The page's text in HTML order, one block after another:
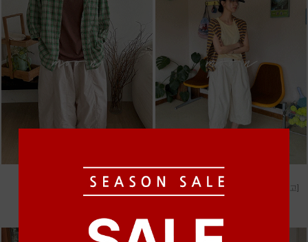
m_비휴 체크 박시셔츠
m_헤세드 스티치 데님팬츠 [4차 재입고]